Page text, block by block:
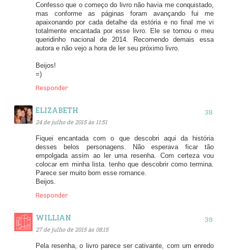
Confesso que o começo do livro não havia me conquistado,
mas conforme as páginas foram avançando fui me
apaixonando por cada detalhe da estória e no final me vi
totalmente encantada por esse livro. Ele se tornou o meu
queridinho nacional de 2014. Recomendo demais essa
autora e não vejo a hora de ler seu próximo livro.
Beijos!
=)
Responder
ELIZABETH
24 de julho de 2015 às 11:51
Fiquei encantada com o que descobri aqui da história
desses belos personagens. Não esperava ficar tão
empolgada assim ao ler uma resenha. Com certeza vou
colocar em minha lista. tenho que descobrir como termina.
Parece ser muito bom esse romance.
Beijos.
Responder
WILLIAN
27 de julho de 2015 às 08:15
Pela resenha, o livro parece ser cativante, com um enredo